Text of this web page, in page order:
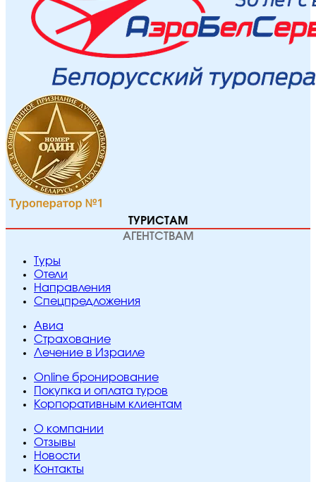
ТУРИСТАМ
АГЕНТСТВАМ
Туры
Отели
Направления
Спецпредложения
Авиа
Страхование
Лечение в Израиле
Online бронирование
Покупка и оплата туров
Корпоративным клиентам
O компании
Отзывы
Новости
Контакты